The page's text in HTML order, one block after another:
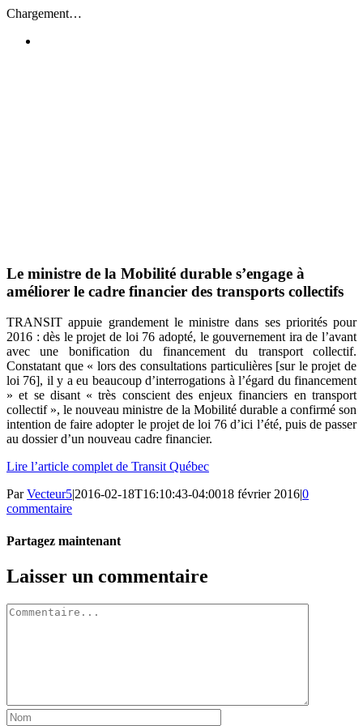
Passer
contenu
Chargement…
Le ministre de la Mobilité durable s’engage à
améliorer le cadre financier des transports collectifs
TRANSIT appuie grandement le ministre dans ses priorités pour
2016 : dès le projet de loi 76 adopté, le gouvernement ira de l’avant
avec une bonification du financement du transport collectif.
Constatant que « lors des consultations particulières [sur le projet de
loi 76], il y a eu beaucoup d’interrogations à l’égard du financement
» et se disant « très conscient des enjeux financiers en transport
collectif », le nouveau ministre de la Mobilité durable a confirmé son
intention de faire adopter le projet de loi 76 d’ici l’été, puis de passer
au dossier d’un nouveau cadre financier.
Lire l’article complet de Transit Québec
ParVecteur5|2016-02-18T16:10:43-04:0018 février 2016|0
commentaire
Partagez maintenant
Facebook
Twitter
LinkedIn
Tumblr
Pinterest
Email
Laisser un commentaire
Commentaire